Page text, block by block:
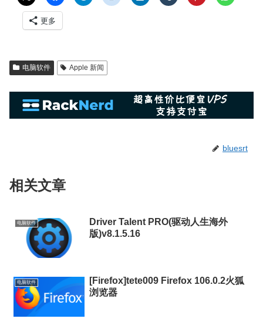
更多
电脑软件 Apple 新闻
bluesrt
相关文章
电脑软件
Driver Talent PRO(驱动人生海外
版)v8.1.5.16
电脑软件
[Firefox]tete009 Firefox 106.0.2火狐
浏览器